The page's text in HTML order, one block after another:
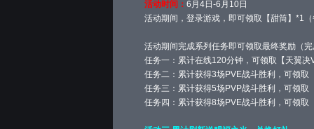
活动时间： 6月4日-6月10日
活动期间，登录游戏，即可领取【甜筒】*1
活动期间完成系列任务即可领取最终奖励（
任务一：累计在线120分钟，可领取【天翼
任务二：累计获得3场PVE战斗胜利，可领
任务三：累计获得5场PVP战斗胜利，可领取
任务四：累计获得8场PVE战斗胜利，可领